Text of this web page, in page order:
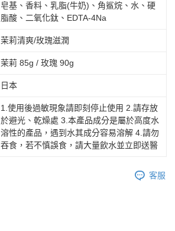
皂基、香料、乳脂(牛奶)、角鯊烷、水、硬
脂酸、二氧化鈦、EDTA-4Na
茉莉清爽/玫瑰滋潤
茉莉 85g / 玫瑰 90g
日本
1.使用後過敏現象請即刻停止使用 2.請存放
於避光、乾燥處 3.本產品成分是屬於高度水
溶性的產品，遇到水其成分容易溶解 4.請勿
吞食，若不慎誤食，請大量飲水並立即送醫
客服